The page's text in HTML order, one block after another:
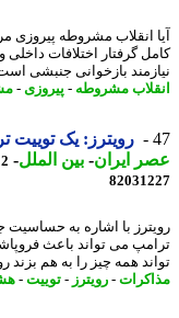
انقلاب مشروطه پیروزی مردم
گرفتار اختلافات داخلی
بازخوانی جنبشی است
مشروطه -پیروزی -
رویترز: یک توییت
ایران- بین الملل-2 روز پیش - چهارشنبه 14 مرداد 1405، 19:15
با اشاره به حساسیت
می تواند باعث فروپاشی
همه چیز را به هم بزند
- رویترز-توییت-هشدار